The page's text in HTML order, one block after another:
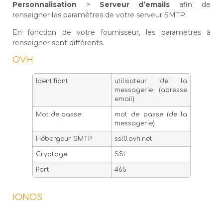
Personnalisation > Serveur d’emails afin de
renseigner les paramètres de votre serveur SMTP.
En fonction de votre fournisseur, les paramètres à
renseigner sont différents.
OVH
Identifiant
utilisateur de la
messagerie (adresse
email)
Mot de passe
mot de passe (de la
messagerie)
Hébergeur SMTP ssl0.ovh.net
Cryptage SSL
Port 465
IONOS